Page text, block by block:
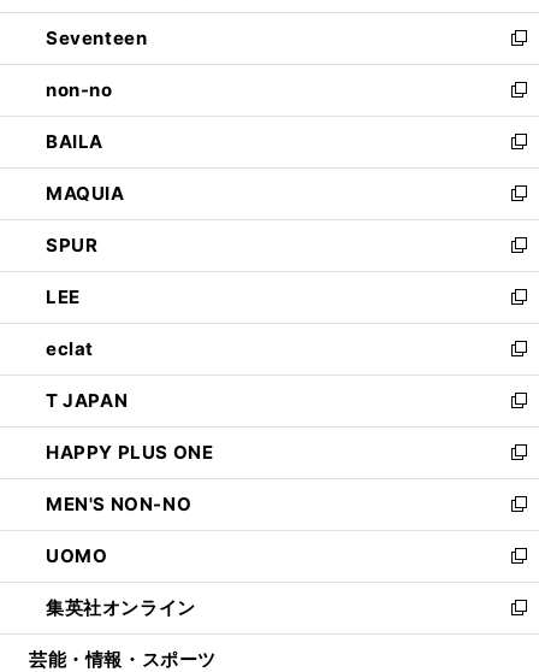
開
く
ウ
で
開
く
ン
ド
ウ
で
開
く
Seventeen
新
し
い
ウ
ィ
ン
ド
ウ
で
開
く
non-no
新
し
い
ウ
ィ
ン
ド
ウ
で
開
く
BAILA
新
し
い
ウ
ィ
ン
ド
ウ
で
開
く
MAQUIA
新
し
い
ウ
ィ
ン
ド
ウ
で
開
く
SPUR
新
し
い
ウ
ィ
ン
ド
ウ
で
開
く
LEE
新
し
い
ウ
ィ
ン
ド
ウ
で
開
く
eclat
新
し
い
ウ
ィ
ン
ド
ウ
で
開
く
T JAPAN
新
し
い
ウ
ィ
ン
ド
ウ
で
開
HAPPY PLUS ONE
新
し
い
ウ
ィ
ン
ド
ウ
MEN'S NON-NO
新
し
い
ウ
ィ
ン
UOMO
新
し
い
ウ
集英社オンライン
新
し
芸能・情報・スポーツ